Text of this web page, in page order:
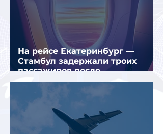
На рейсе Екатеринбург —
Стамбул задержали троих
пассажиров после
предполагаемой серии краж